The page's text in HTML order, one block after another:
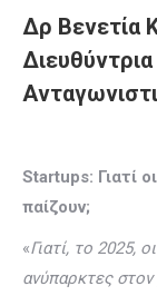
Δρ Βενετία
Startups: Γιατί
παίζουν;
«Γιατί, το 2025,
ανύπαρκτες